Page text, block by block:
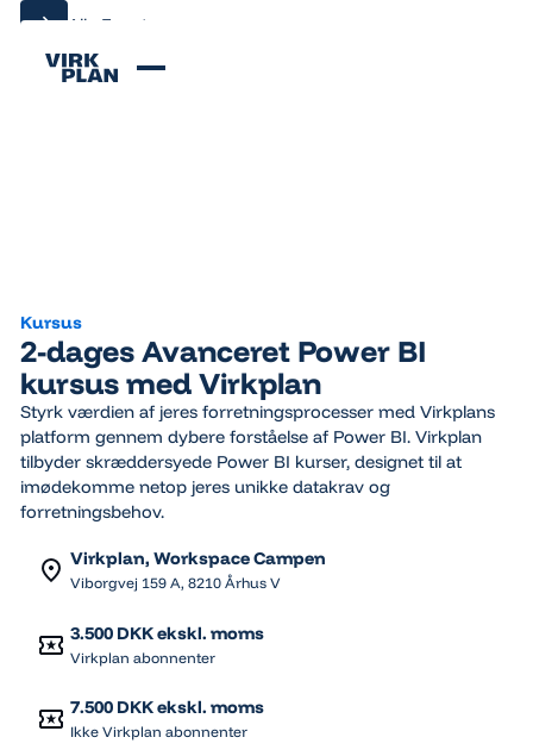
Alle Events
Alle Events
Kursus
2-dages Avanceret Power BI
kursus med Virkplan
Styrk værdien af jeres forretningsprocesser med Virkplans
platform gennem dybere forståelse af Power BI. Virkplan
tilbyder skræddersyede Power BI kurser, designet til at
imødekomme netop jeres unikke datakrav og
forretningsbehov.
Virkplan, Workspace Campen
Viborgvej 159 A, 8210 Århus V
3.500 DKK ekskl. moms
Virkplan abonnenter
7.500 DKK ekskl. moms
Ikke Virkplan abonnenter